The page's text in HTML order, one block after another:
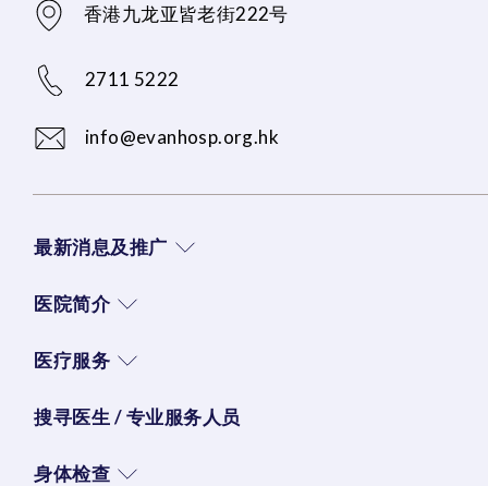
香港九龙亚皆老街222号
2711 5222
info@evanhosp.org.hk
最新消息及推广
医院简介
医疗服务
搜寻医生 / 专业服务人员
身体检查